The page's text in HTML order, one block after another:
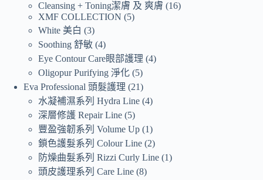
Cleansing + Toning潔膚 及 爽膚
16
XMF COLLECTION
5
White 美白
3
Soothing 舒敏 4
Eye Contour Care眼部護理 4
Oligopur Purifying 淨化 5
Eva Professional 頭髮護理
21
水凝補濕系列 Hydra Line 4
深層修護 Repair Line 5
豐盈強韌系列 Volume Up 1
鎖色護髮系列 Colour Line 2
防燥曲髮系列 Rizzi Curly Line 1
頭皮護理系列 Care Line 8